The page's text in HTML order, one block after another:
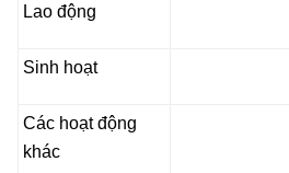
Lao động
Sinh hoạt
Các hoạt động
khác